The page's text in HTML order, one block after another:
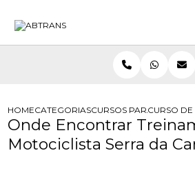
HOMECATEGORIASCURSOS PARACURSO
Onde Encontrar
Motociclista Serra da